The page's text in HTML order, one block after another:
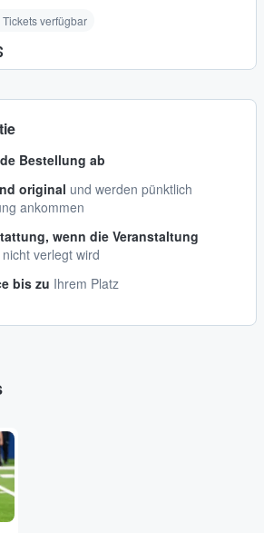
verfügbar
Bestellung ab
original und werden pünktlich
ankommen
wenn die Veranstaltung
verlegt wird
bis zu Ihrem Platz